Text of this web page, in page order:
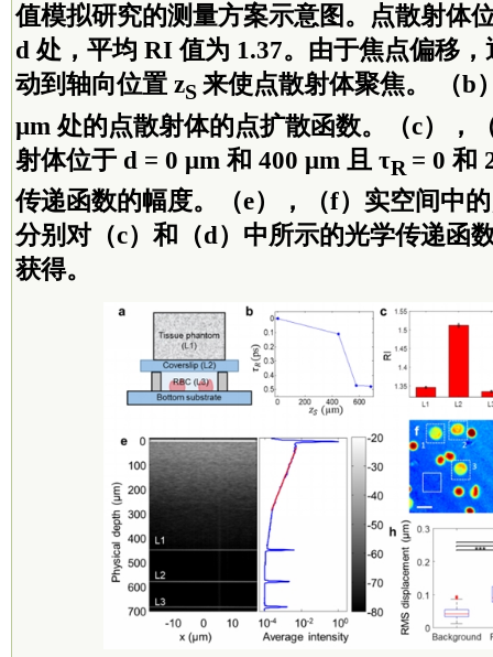
值模拟研究的测量方案示意图。点散射体
d 处，平均 RI 值为 1.37。由于焦点偏移
动到轴向位置 zS 来使点散射体聚焦。 （b
µm 处的点散射体的点扩散函数。（c），
射体位于 d = 0 μm 和 400 μm 且 τR = 0 和
传递函数的幅度。（e），（f）实空间中
分别对（c）和（d）中所示的光学传递函
获得。